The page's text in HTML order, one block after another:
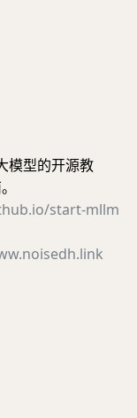
模型的开源教
start-mllm